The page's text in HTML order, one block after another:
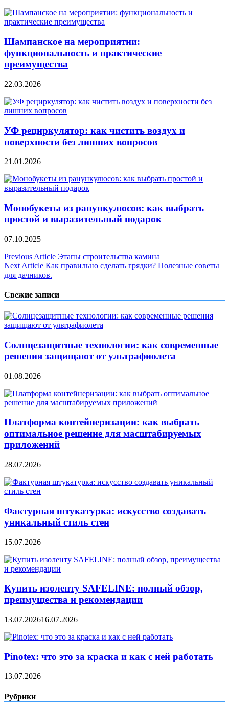
Шампанское на мероприятии:
функциональность и практические
преимущества
22.03.2026
УФ рециркулятор: как чистить воздух и
поверхности без лишних вопросов
21.01.2026
Монобукеты из ранункулюсов: как выбрать
простой и выразительный подарок
07.10.2025
Навигация
по
Previous Article Этапы строительства камина
Next Article Как правильно сделать грядки? Полезные советы
для дачников.
Свежие записи
Солнцезащитные технологии: как современные
решения защищают от ультрафиолета
01.08.2026
Платформа контейнеризации: как выбрать
оптимальное решение для масштабируемых
приложений
28.07.2026
Фактурная штукатурка: искусство создавать
уникальный стиль стен
15.07.2026
Купить изоленту SAFELINE: полный обзор,
преимущества и рекомендации
13.07.202616.07.2026
Pinotex: что это за краска и как с ней работать
13.07.2026
Рубрики